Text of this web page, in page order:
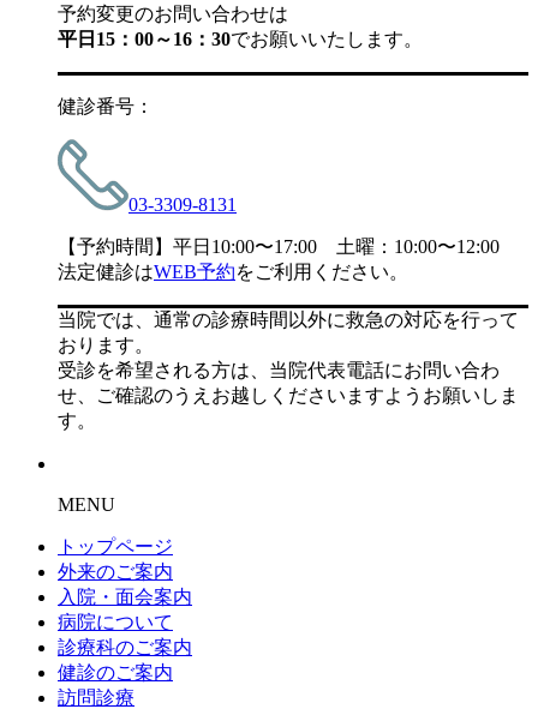
予約変更のお問い合わせは
平日15：00～16：30でお願いいたします。
健診番号：
03-3309-8131
【予約時間】平日10:00〜17:00 土曜：10:00〜12:00
法定健診はWEB予約をご利用ください。
当院では、通常の診療時間以外に救急の対応を行って
おります。
受診を希望される方は、当院代表電話にお問い合わ
せ、ご確認のうえお越しくださいますようお願いしま
す。
MENU
トップページ
外来のご案内
入院・面会案内
病院について
診療科のご案内
健診のご案内
訪問診療